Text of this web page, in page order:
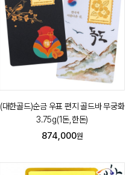
(대한골드)순금 우표 편지 골드바 무궁화
3.75g(1돈,한돈)
874,000원